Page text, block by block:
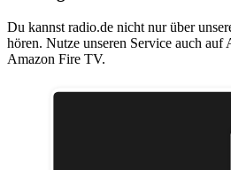
Du kannst radio.de nicht nur über
hören. Nutze unseren Service auch
Amazon Fire TV.